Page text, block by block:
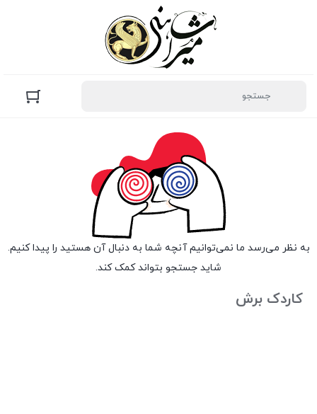
به نظر می‌رسد ما نمی‌توانیم آنچه شما به دنبال آن هستید را پیدا کنیم.
شاید جستجو بتواند کمک کند.
کاردک برش